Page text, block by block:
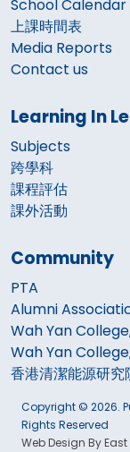
School Calendar
上課時間表
Media Reports
Contact us
Learning In
Subjects
跨學科
課程評估
課外活動
Community
PTA
Alumni
Wah Yan
Wah Yan
香港清潔能源研究
Copyright © 2026.
Rights Reserved
Web Design By